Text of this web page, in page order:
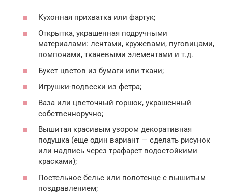
Кухонная прихватка или фартук;
Открытка, украшенная подручными
материалами: лентами, кружевами, пуговицами,
помпонами, тканевыми элементами и т.д.
Букет цветов из бумаги или ткани;
Игрушки-подвески из фетра;
Ваза или цветочный горшок, украшенный
собственноручно;
Вышитая красивым узором декоративная
подушка (еще один вариант — сделать рисунок
или надпись через трафарет водостойкими
красками);
Постельное белье или полотенце с вышитым
поздравлением;